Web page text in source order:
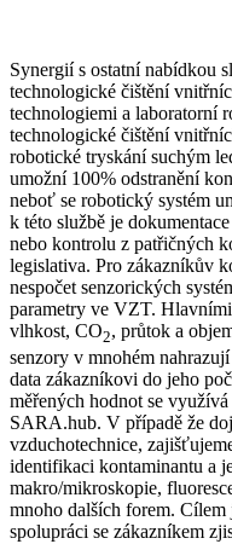
Synergií s ostatní nabídkou
technologické čištění
technologiemi a laboratorní
technologické čištění
robotické tryskání suchým
umožní 100% odstranění
neboť se robotický systém
k této službě je
nebo kontrolu z patřičných
legislativa. Pro zákazníkův
nespočet senzorických
parametry ve VZT.
vlhkost, CO2, průtok a
senzory v mnohém
data zákazníkovi do jeho
měřených hodnot se
SARA.hub. V případě že
vzduchotechnice,
identifikaci kontaminantu a
makro/mikroskopie,
mnoho dalších forem.
spolupráci se zákazníkem